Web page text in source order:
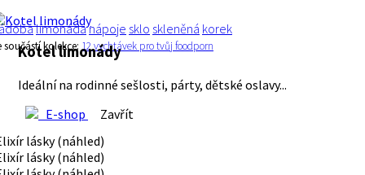
limonádanápoje sklo skleněná korek
součástí kolekce: 12 vychtávek pro tvůj foodporn
Kotel limonády
Ideální na rodinné sešlosti, párty, dětské oslavy...
E-shop
Zavřít